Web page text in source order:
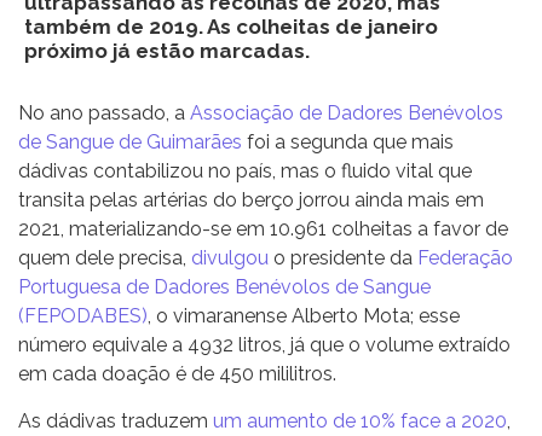
também de 2019. As colheitas de janeiro
próximo já estão marcadas.
No ano passado, a Associação de Dadores Benévolos
de Sangue de Guimarães foi a segunda que mais
dádivas contabilizou no país, mas o fluido vital que
transita pelas artérias do berço jorrou ainda mais em
2021, materializando-se em 10.961 colheitas a favor de
quem dele precisa, divulgou o presidente da Federação
Portuguesa de Dadores Benévolos de Sangue
(FEPODABES) , o vimaranense Alberto Mota; esse
número equivale a 4932 litros, já que o volume extraído
em cada doação é de 450 mililitros.
As dádivas traduzem um aumento de 10% face a 2020